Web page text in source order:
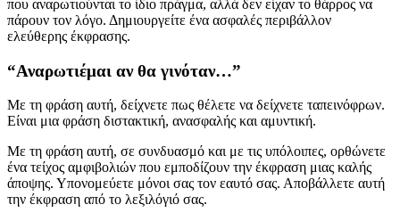
που αναρωτιούνται το ίδιο πράγμα, αλλά δεν είχαν το θάρρος να
πάρουν τον λόγο. Δημιουργείτε ένα ασφαλές περιβάλλον
ελεύθερης έκφρασης.
“Αναρωτιέμαι αν θα γινόταν…”
Με τη φράση αυτή, δείχνετε πως θέλετε να δείχνετε ταπεινόφρων.
Είναι μια φράση διστακτική, ανασφαλής και αμυντική.
Με τη φράση αυτή, σε συνδυασμό και με τις υπόλοιπες, ορθώνετε
ένα τείχος αμφιβολιών που εμποδίζουν την έκφραση μιας καλής
άποψης. Υπονομεύετε μόνοι σας τον εαυτό σας. Αποβάλλετε αυτή
την έκφραση από το λεξιλόγιό σας.